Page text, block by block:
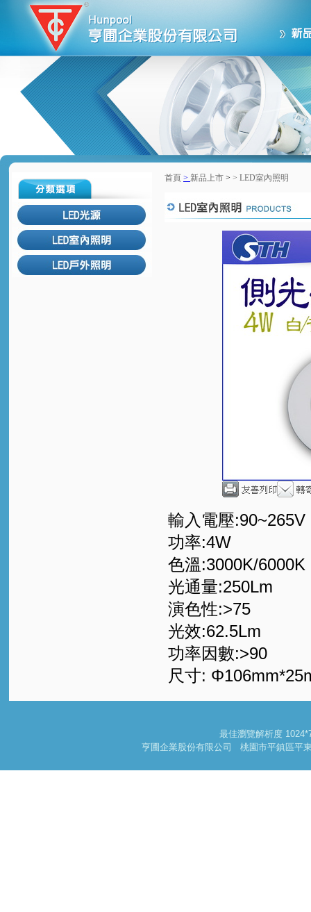
首頁 > 新品上市 > > LED室內照明
輸入電壓:90~265V
功率:4W
色溫:3000K/6000K
光通量:250Lm
演色性:>75
光效:62.5Lm
功率因數:>90
尺寸:
最佳瀏覽解析度
亨圃企業股份有限公司 桃園市平鎮區平